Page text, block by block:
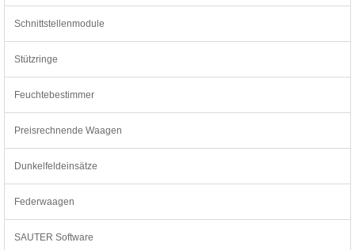
Schnittstellenmodule
Stützringe
Feuchtebestimmer
Preisrechnende Waagen
Dunkelfeldeinsätze
Federwaagen
SAUTER Software